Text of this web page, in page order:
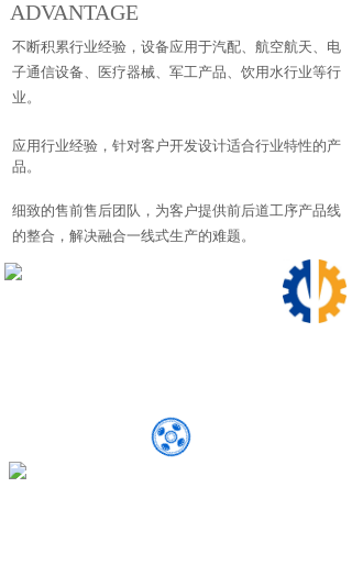
不断积累行业经验，设备应用于汽配、航空航天、电
子通信设备、医疗器械、军工产品、饮用水行业等行
业。
应用行业经验，针对客户开发设计适合行业特性的产
品。
细致的售前售后团队，为客户提供前后道工序产品线
的整合，解决融合一线式生产的难题。
ADVANTAGE